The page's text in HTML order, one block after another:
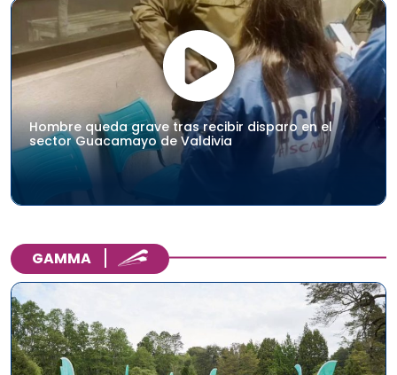
Hombre queda grave tras recibir disparo en el
sector Guacamayo de Valdivia
GAMMA